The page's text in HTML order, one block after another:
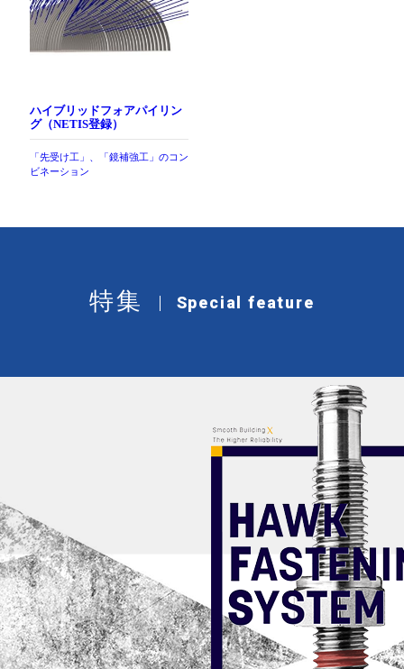
ハイブリッドフォアパイリン
グ（NETIS登録）
「先受け工」、「鏡補強工」のコン
ビネーション
特集 Special feature